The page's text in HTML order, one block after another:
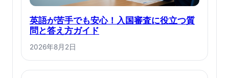
英語が苦手でも安心！入国審査に役立つ質
問と答え方ガイド
2026年8月2日